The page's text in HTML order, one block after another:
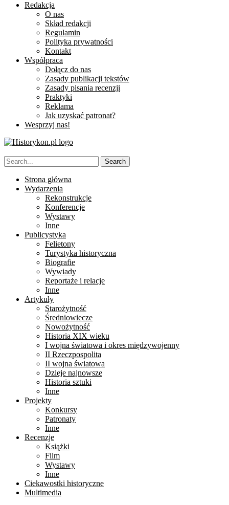
Redakcja
O nas
Skład redakcji
Regulamin
Polityka prywatności
Kontakt
Współpraca
Dołącz do nas
Zasady publikacji tekstów
Zasady pisania recenzji
Praktyki
Reklama
Jak uzyskać patronat?
Wesprzyj nas!
Strona główna
Wydarzenia
Rekonstrukcje
Konferencje
Wystawy
Inne
Publicystyka
Felietony
Turystyka historyczna
Biografie
Wywiady
Reportaże i relacje
Inne
Artykuły
Starożytność
Średniowiecze
Nowożytność
Historia XIX wieku
I wojna światowa i okres międzywojenny
II Rzeczpospolita
II wojna światowa
Dzieje najnowsze
Historia sztuki
Inne
Projekty
Konkursy
Patronaty
Inne
Recenzje
Książki
Film
Wystawy
Inne
Ciekawostki historyczne
Multimedia